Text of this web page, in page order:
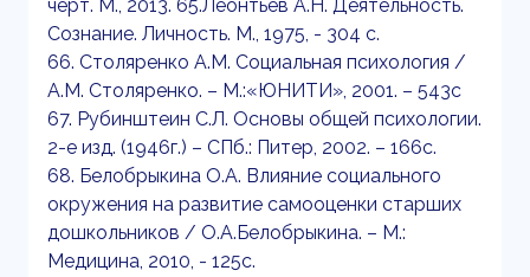
черт. М., 2013. 65.Леонтьев А.Н. Деятельность.
Сознание. Личность. М., 1975, - 304 с.
66. Столяренко А.М. Социальная психология /
А.М. Столяренко. – М.:«ЮНИТИ», 2001. – 543с
67. Рубинштеин С.Л. Основы общей психологии.
2-е изд. (1946г.) – СПб.: Питер, 2002. – 166с.
68. Белобрыкина О.А. Влияние социального
окружения на развитие самооценки старших
дошкольников / О.А.Белобрыкина. – М.:
Медицина, 2010, - 125с.